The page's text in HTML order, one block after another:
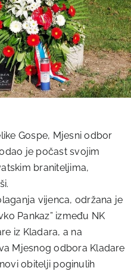
Gospe, Mjesni odbor
je počast svojim
braniteljima,
vijenca, održana je
Pankaz” između NK
iz Kladara, a na
Mjesnog odbora Kladare
obitelji poginulih